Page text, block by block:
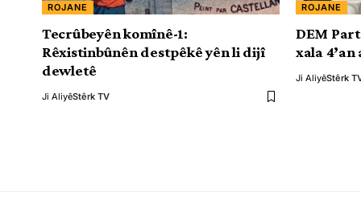
ROJANE
Tecrûbeyên komînê-1:
Rêxistinbûnên destpêkê yên li dijî
dewletê
Ji AliyêStêrk TV
ROJANE
DEM
xala
Ji AliyêStêrk